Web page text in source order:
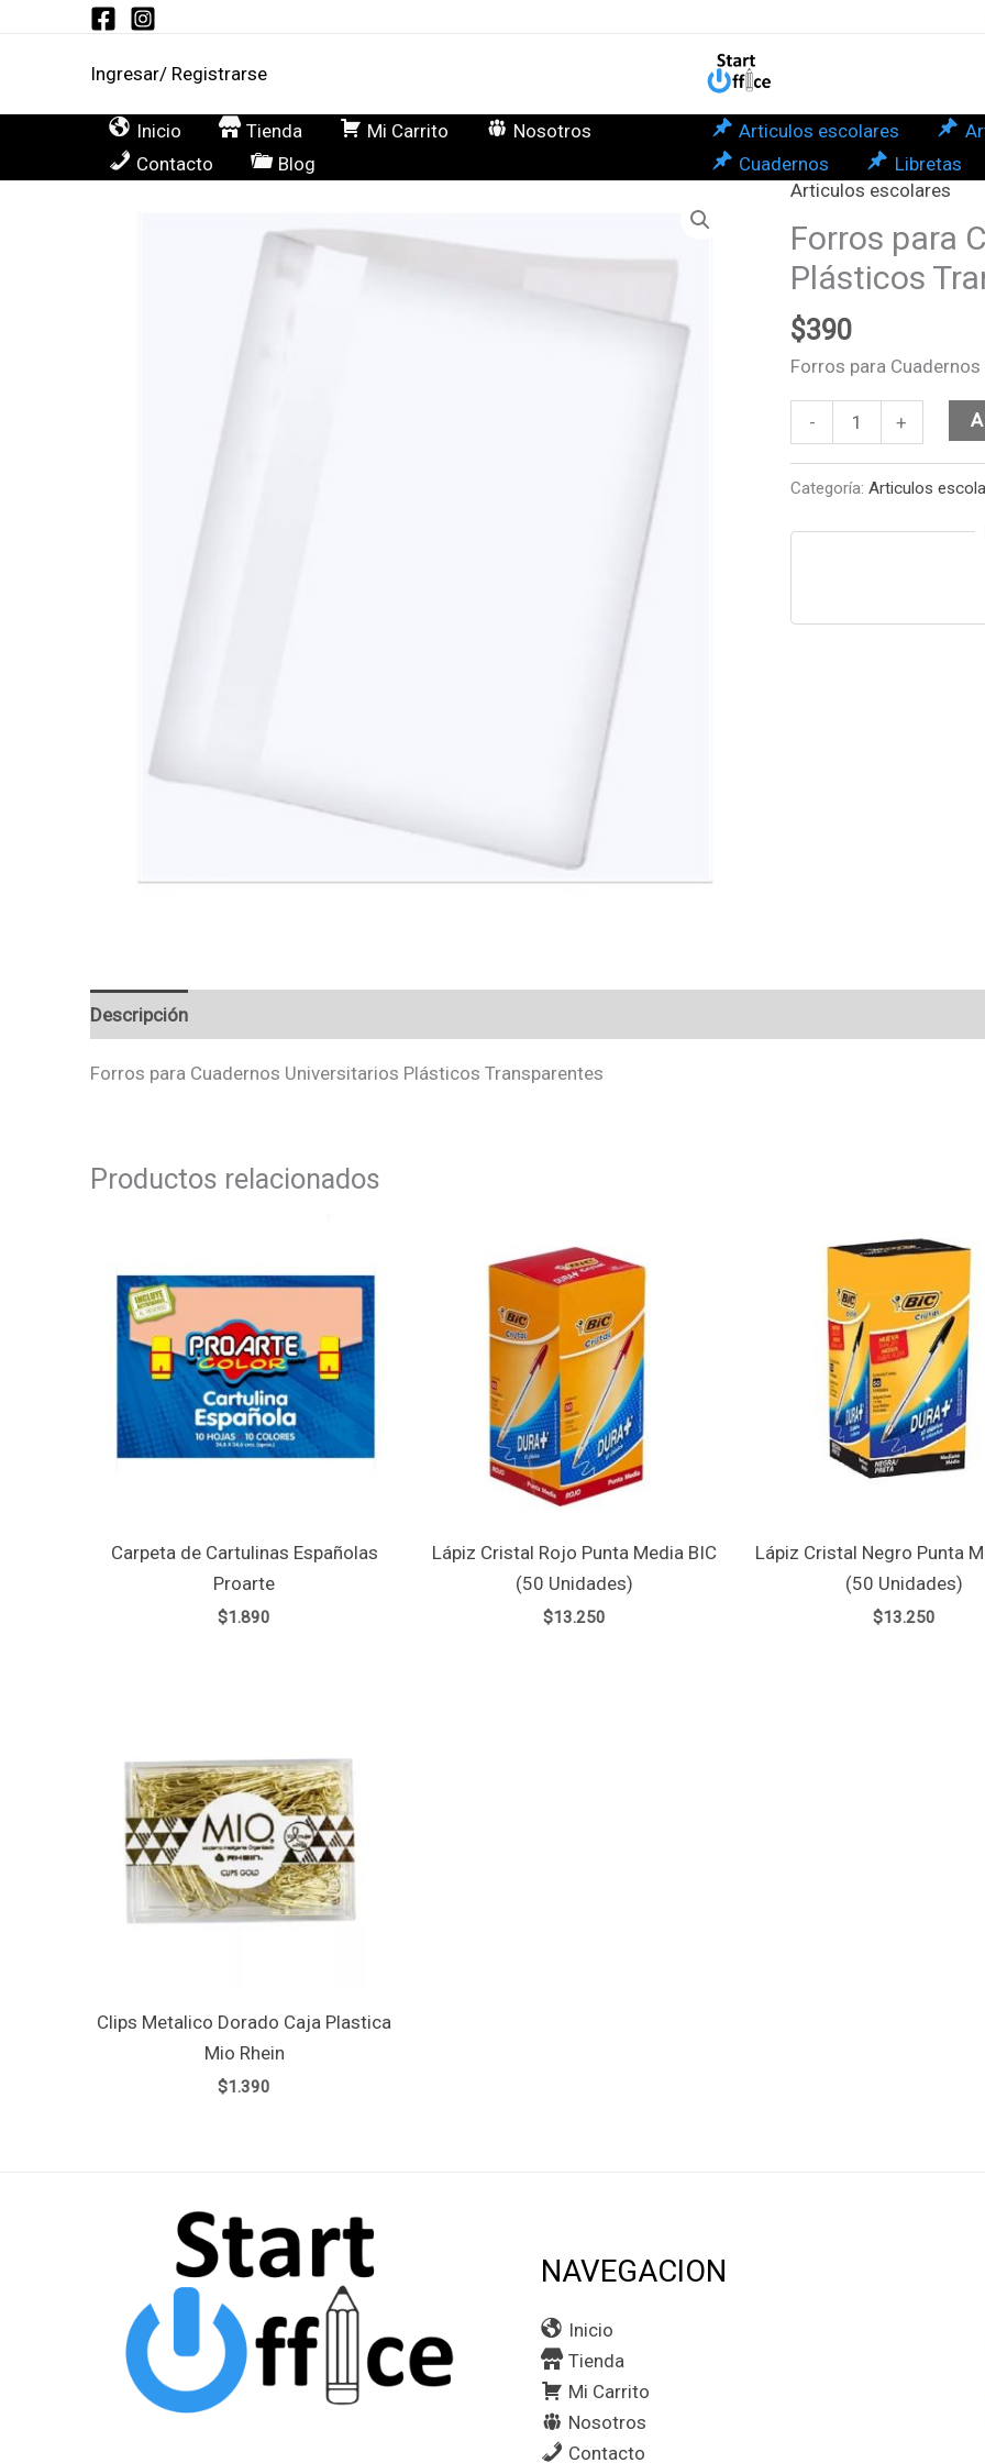
Ingresar/ Registrarse
Inicio Tienda Mi Carrito
Nosotros
Contacto
Blog
Articulos escolares
Cuadernos
Libretas
Articulos escolares
Forros para
Plásticos
$390
Forros para
-
Forros
para
Cuadernos
Universitarios
Plásticos
Transparentes
cantidad
+
Categoría:Articulos
Descripción
Forros para Cuadernos Universitarios Plásticos Transparentes
Productos relacionados
Carpeta de Cartulinas Españolas
Proarte
$1.890
Lápiz Cristal Rojo Punta Media BIC
(50 Unidades)
$13.250
Lápiz Cristal Negro Punta
(50 Unidades)
$13.250
Clips Metalico Dorado Caja Plastica
Mio Rhein
$1.390
NAVEGACION
Inicio
Tienda
Mi Carrito
Nosotros
Contacto